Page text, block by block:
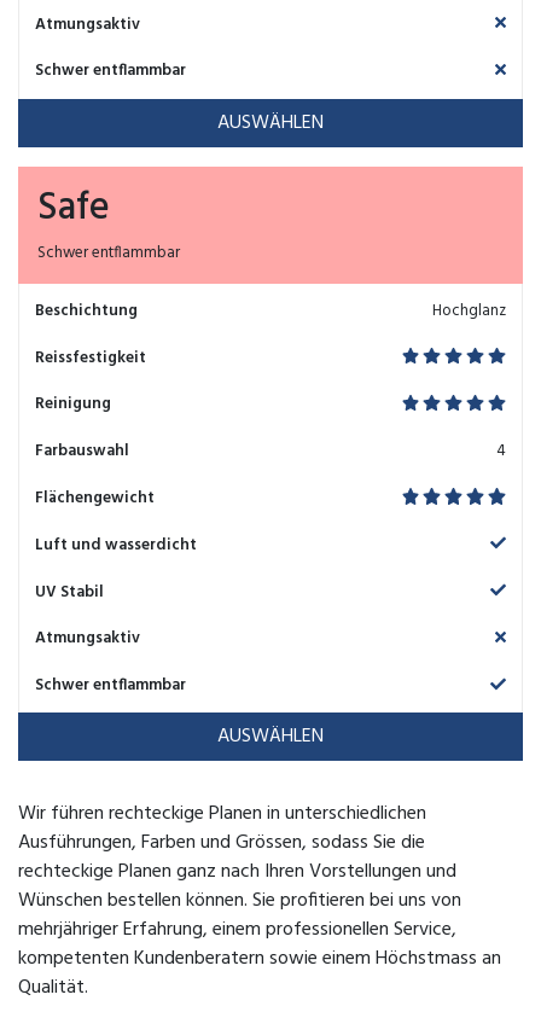
Atmungsaktiv
Schwer entflammbar
AUSWÄHLEN
Safe
Schwer entflammbar
Beschichtung
Hochglanz
Reissfestigkeit
Reinigung
Farbauswahl
4
Flächengewicht
Luft und wasserdicht
UV Stabil
Atmungsaktiv
Schwer entflammbar
AUSWÄHLEN
Wir führen rechteckige Planen in unterschiedlichen
Ausführungen, Farben und Grössen, sodass Sie die
rechteckige Planen ganz nach Ihren Vorstellungen und
Wünschen bestellen können. Sie profitieren bei uns von
mehrjähriger Erfahrung, einem professionellen Service,
kompetenten Kundenberatern sowie einem Höchstmass an
Qualität.